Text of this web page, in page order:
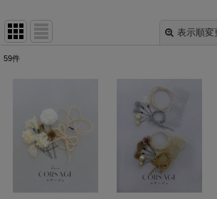
表示順変
絞り込む
59件